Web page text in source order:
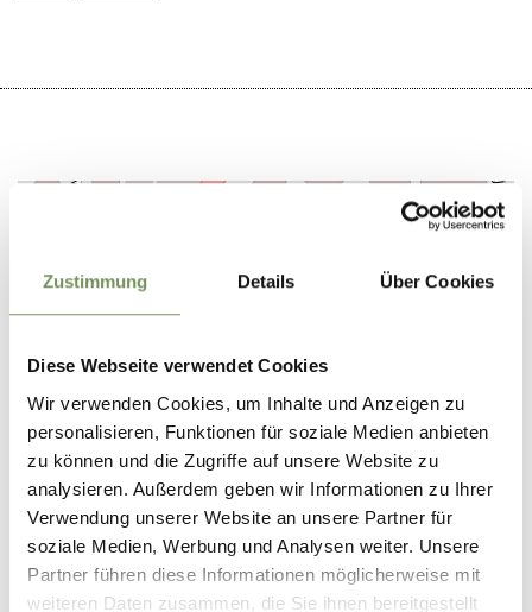
Zustimmung Details Über Cookies
Diese Webseite verwendet Cookies
Wir verwenden Cookies, um Inhalte und Anzeigen zu
personalisieren, Funktionen für soziale Medien anbieten
zu können und die Zugriffe auf unsere Website zu
analysieren. Außerdem geben wir Informationen zu Ihrer
Verwendung unserer Website an unsere Partner für
soziale Medien, Werbung und Analysen weiter. Unsere
Partner führen diese Informationen möglicherweise mit
weiteren Daten zusammen, die Sie ihnen bereitgestellt